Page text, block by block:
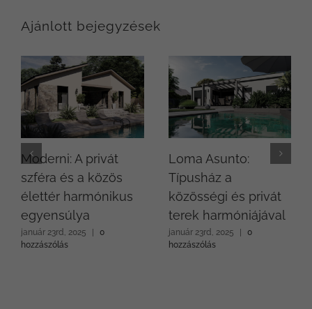
Ajánlott bejegyzések
Moderni: A privát
szféra és a közös
élettér harmónikus
egyensúlya
január 23rd, 2025
0
hozzászólás
Loma Asunto:
Típusház a
közösségi és privát
terek harmóniájával
január 23rd, 2025
0
hozzászólás